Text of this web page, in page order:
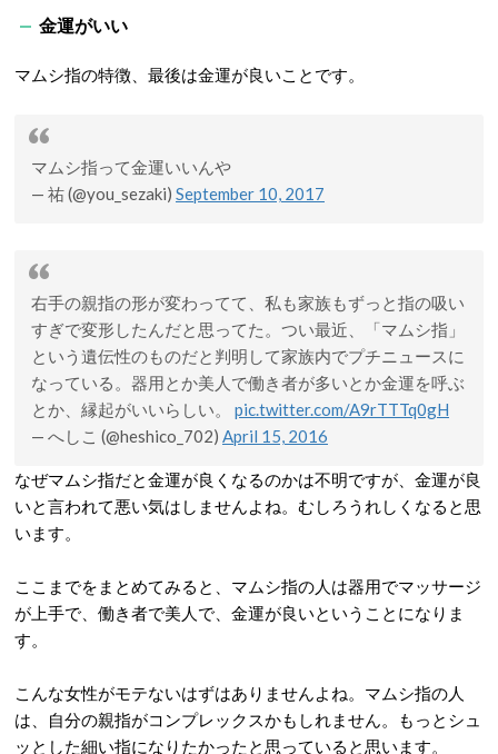
金運がいい
マムシ指の特徴、最後は金運が良いことです。
マムシ指って金運いいんや
— 祐 (@you_sezaki) September 10, 2017
右手の親指の形が変わってて、私も家族もずっと指の吸い
すぎで変形したんだと思ってた。つい最近、「マムシ指」
という遺伝性のものだと判明して家族内でプチニュースに
なっている。器用とか美人で働き者が多いとか金運を呼ぶ
とか、縁起がいいらしい。 pic.twitter.com/A9rTTTq0gH
— へしこ (@heshico_702) April 15, 2016
なぜマムシ指だと金運が良くなるのかは不明ですが、金運が良
いと言われて悪い気はしませんよね。むしろうれしくなると思
います。
ここまでをまとめてみると、マムシ指の人は器用でマッサージ
が上手で、働き者で美人で、金運が良いということになりま
す。
こんな女性がモテないはずはありませんよね。マムシ指の人
は、自分の親指がコンプレックスかもしれません。もっとシュ
ッとした細い指になりたかったと思っていると思います。